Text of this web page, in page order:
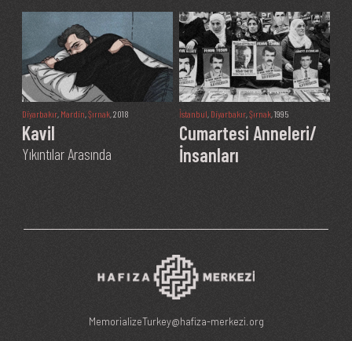
Diyarbakır, Mardin,Şırnak, 2018
Kavil
Yıkıntılar Arasında
İstanbul, Diyarbakır,Şırnak, 1995
Cumartesi Anneleri/
İnsanları
MemorializeTurkey@hafiza-merkezi.org